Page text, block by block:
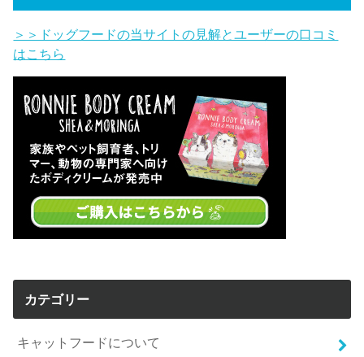
＞＞ドッグフードの当サイトの見解とユーザーの口コミ
はこちら
カテゴリー
キャットフードについて